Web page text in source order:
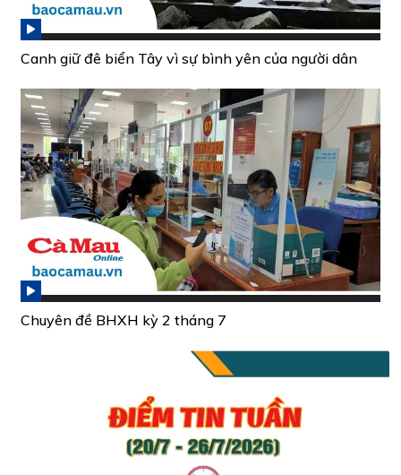
Canh giữ đê biển Tây vì sự bình yên của người dân
Chuyên đề BHXH kỳ 2 tháng 7